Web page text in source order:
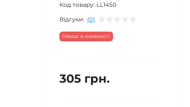
Код товару: LL1450
Відгуки: (0)
Немає в наявності
305 грн.